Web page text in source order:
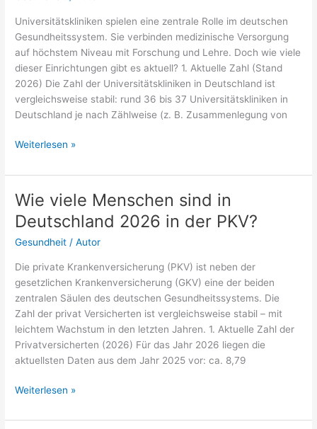
(2026)?
Universitätskliniken spielen eine zentrale Rolle im deutschen
Gesundheitssystem. Sie verbinden medizinische Versorgung
auf höchstem Niveau mit Forschung und Lehre. Doch wie viele
dieser Einrichtungen gibt es aktuell? 1. Aktuelle Zahl (Stand
2026) Die Zahl der Universitätskliniken in Deutschland ist
vergleichsweise stabil: rund 36 bis 37 Universitätskliniken in
Deutschland je nach Zählweise (z. B. Zusammenlegung von
Wie
Universitätskliniken
es
Deutschland
Weiterlesen »
Wie viele Menschen sind in
Deutschland 2026 in der PKV?
Gesundheit /Autor
Die private Krankenversicherung (PKV) ist neben der
gesetzlichen Krankenversicherung (GKV) eine der beiden
zentralen Säulen des deutschen Gesundheitssystems. Die
Zahl der privat Versicherten ist vergleichsweise stabil – mit
leichtem Wachstum in den letzten Jahren. 1. Aktuelle Zahl der
Privatversicherten (2026) Für das Jahr 2026 liegen die
aktuellsten Daten aus dem Jahr 2025 vor: ca. 8,79
Wie
Menschen
Weiterlesen »